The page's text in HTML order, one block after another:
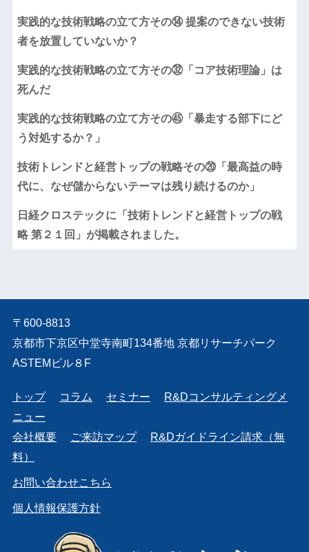
実践的な技術戦略の立て方その⑭ 提案のできない技術
者を放置していないか？
実践的な技術戦略の立て方その㉜「コア技術理論」は
死んだ
実践的な技術戦略の立て方その㊺「暴走する部下にど
う対処するか？」
技術トレンドと経営トップの戦略その⑳「最高益の時
代に、なぜ儲からないテーマは残り続けるのか」
日経クロステックに「技術トレンドと経営トップの戦
略 第２１回」が掲載されました。
〒600-8813
京都市下京区中堂寺南町134番地 京都リサーチパーク
ASTEMビル８F
トップ コラム セミナー
R&Dコンサルティングメ
ニュー
会社概要
ご来訪マップ
R&Dガイドライン請求（無
料）
お問い合わせこちら
個人情報保護方針